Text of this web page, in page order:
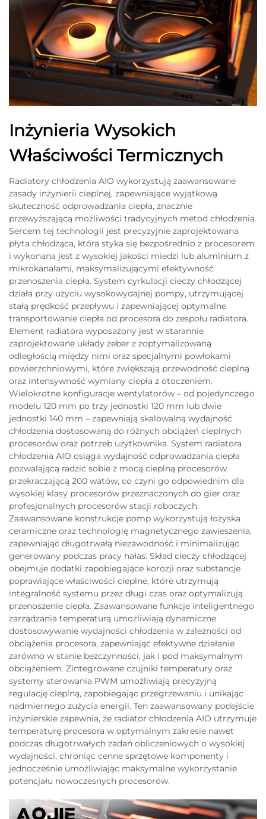
Inżynieria Wysokich
Właściwości Termicznych
Radiatory chłodzenia AIO wykorzystują zaawansowane
zasady inżynierii cieplnej, zapewniające wyjątkową
skuteczność odprowadzania ciepła, znacznie
przewyższającą możliwości tradycyjnych metod chłodzenia.
Sercem tej technologii jest precyzyjnie zaprojektowana
płyta chłodząca, która styka się bezpośrednio z procesorem
i wykonana jest z wysokiej jakości miedzi lub aluminium z
mikrokanalami, maksymalizującymi efektywność
przenoszenia ciepła. System cyrkulacji cieczy chłodzącej
działa przy użyciu wysokowydajnej pompy, utrzymującej
stałą prędkość przepływu i zapewniającej optymalne
transportowanie ciepła od procesora do zespołu radiatora.
Element radiatora wyposażony jest w starannie
zaprojektowane układy żeber z zoptymalizowaną
odległością między nimi oraz specjalnymi powłokami
powierzchniowymi, które zwiększają przewodność cieplną
oraz intensywność wymiany ciepła z otoczeniem.
Wielokrotne konfiguracje wentylatorów – od pojedynczego
modelu 120 mm po trzy jednostki 120 mm lub dwie
jednostki 140 mm – zapewniają skalowalną wydajność
chłodzenia dostosowaną do różnych obciążeń cieplnych
procesorów oraz potrzeb użytkownika. System radiatora
chłodzenia AIO osiąga wydajność odprowadzania ciepła
pozwalającą radzić sobie z mocą cieplną procesorów
przekraczającą 200 watów, co czyni go odpowiednim dla
wysokiej klasy procesorów przeznaczonych do gier oraz
profesjonalnych procesorów stacji roboczych.
Zaawansowane konstrukcje pomp wykorzystują łożyska
ceramiczne oraz technologię magnetycznego zawieszenia,
zapewniając długotrwałą niezawodność i minimalizując
generowany podczas pracy hałas. Skład cieczy chłodzącej
obejmuje dodatki zapobiegające korozji oraz substancje
poprawiające właściwości cieplne, które utrzymują
integralność systemu przez długi czas oraz optymalizują
przenoszenie ciepła. Zaawansowane funkcje inteligentnego
zarządzania temperaturą umożliwiają dynamiczne
dostosowywanie wydajności chłodzenia w zależności od
obciążenia procesora, zapewniając efektywne działanie
zarówno w stanie bezczynności, jak i pod maksymalnym
obciążeniem. Zintegrowane czujniki temperatury oraz
systemy sterowania PWM umożliwiają precyzyjną
regulację cieplną, zapobiegając przegrzewaniu i unikając
nadmiernego zużycia energii. Ten zaawansowany podejście
inżynierskie zapewnia, że radiator chłodzenia AIO utrzymuje
temperaturę procesora w optymalnym zakresie nawet
podczas długotrwałych zadań obliczeniowych o wysokiej
wydajności, chroniąc cenne sprzętowe komponenty i
jednocześnie umożliwiając maksymalne wykorzystanie
potencjału nowoczesnych procesorów.